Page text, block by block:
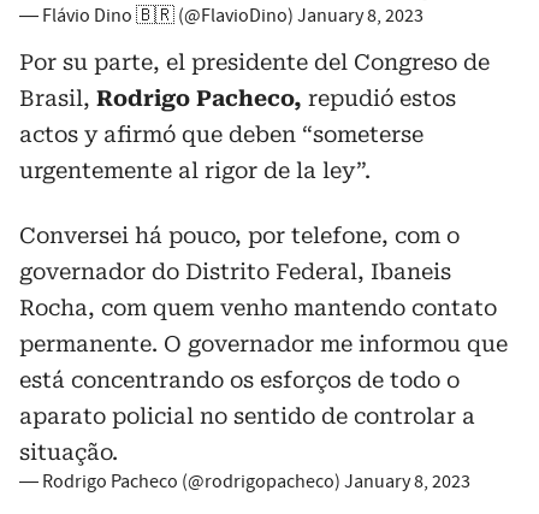
— Flávio Dino 🇧🇷 (@FlavioDino) January 8, 2023
Por su parte, el presidente del Congreso de
Brasil, Rodrigo Pacheco, repudió estos
actos y afirmó que deben “someterse
urgentemente al rigor de la ley”.
Conversei há pouco, por telefone, com o
governador do Distrito Federal, Ibaneis
Rocha, com quem venho mantendo contato
permanente. O governador me informou que
está concentrando os esforços de todo o
aparato policial no sentido de controlar a
situação.
— Rodrigo Pacheco (@rodrigopacheco) January 8, 2023